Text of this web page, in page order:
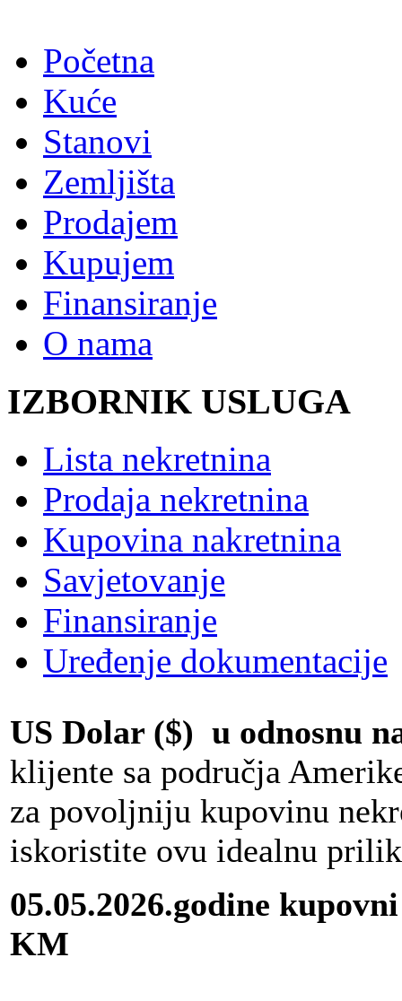
Početna
Kuće
Stanovi
Zemljišta
Prodajem
Kupujem
Finansiranje
O nama
IZBORNIK USLUGA
Lista nekretnina
Prodaja nekretnina
Kupovina nakretnina
Savjetovanje
Finansiranje
Uređenje dokumentacije
US Dolar ($) u odnosnu
klijente sa područja
za povoljniju kupovinu
iskoristite ovu idealnu
05.05.2026.godine
KM